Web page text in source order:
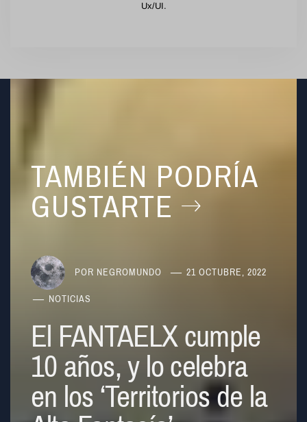
Ux/UI.
TAMBIÉN PODRÍA
GUSTARTE
POR NEGROMUNDO 21 OCTUBRE, 2022
NOTICIAS
El FANTAELX cumple
10 años, y lo celebra
en los ‘Territorios de la